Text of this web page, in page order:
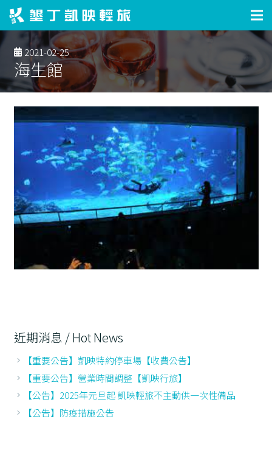
2021-02-25
海生館
近期消息 / Hot News
【重要公告】凱映特約停車場【收費公告】
【重要公告】營業時間調整【凱映行旅】
【公告】2025年元旦起 凱映輕旅不主動供一次性備品
【公告】防疫措施公告